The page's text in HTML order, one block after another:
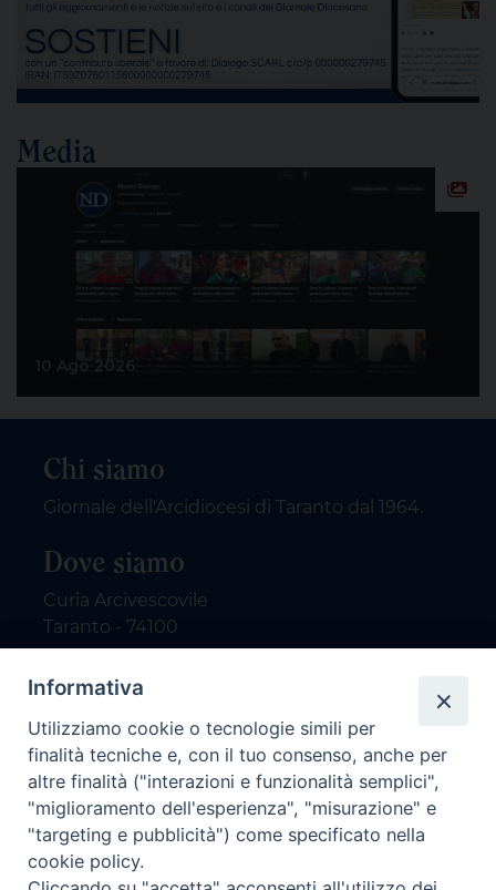
Media
Chi siamo
Giornale dell'Arcidiocesi di Taranto dal 1964.
Dove siamo
Curia Arcivescovile
Taranto - 74100
Contatti
email: redazione@nuovodialogo.com
marketing@nuovodialogo.com
tel: 0994525780
tel 2:
Newsletter
Informativa
Utilizziamo cookie o tecnologie simili per
finalità tecniche e, con il tuo consenso, anche per
altre finalità ("interazioni e funzionalità semplici",
"miglioramento dell'esperienza", "misurazione" e
"targeting e pubblicità") come specificato nella
cookie policy.